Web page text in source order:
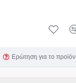
Ερώτηση για το προϊόν